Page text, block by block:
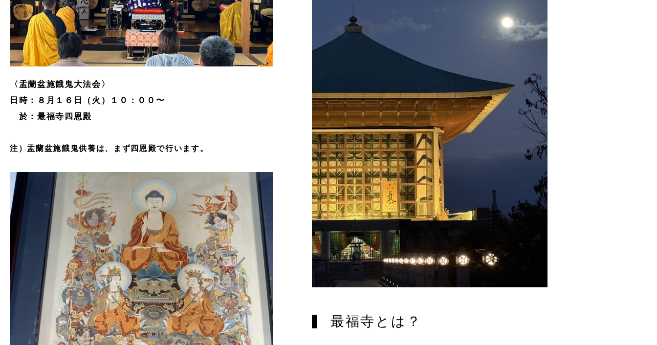
〈盂蘭盆施餓鬼大法会〉
日時：８月１６日（火）１０：００〜
於：最福寺四恩殿
注）盂蘭盆施餓鬼供養は、まず四恩殿で行います。
最福寺とは？